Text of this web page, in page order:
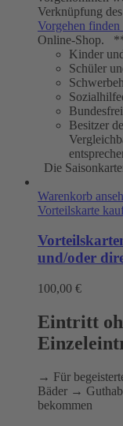
Verknüpfung
Vorgehen finden
Online-Shop.
Kinder
Schüler
Besitzer
Die
Warenkorb
Vorteilskarte
und/oder
100,00 €
Eintritt
→ Für
Bäder →
bekommen